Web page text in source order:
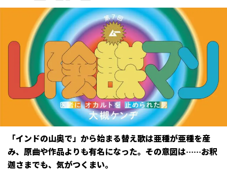
「インドの山奥で」から始まる替え歌は亜種が亜種を産
み、原曲や作品よりも有名になった。その意図は……お釈
迦さまでも、気がつくまい。